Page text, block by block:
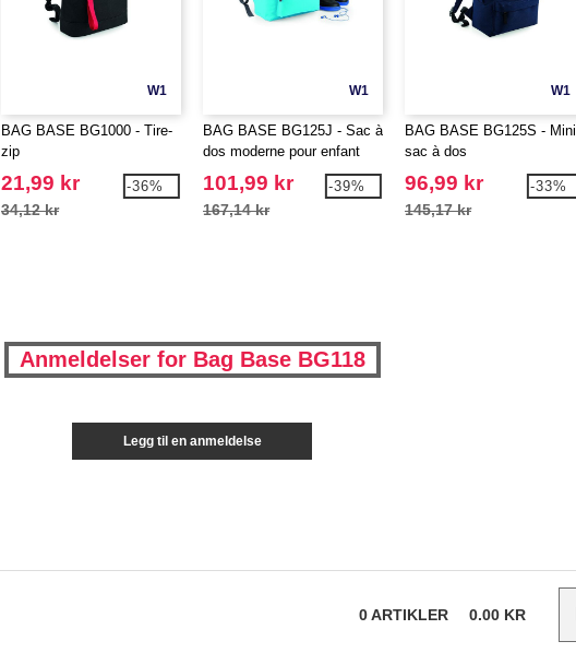
W1
BAG BASE BG1000 - Tire-
zip
21,99 kr
34,12 kr
-36%
W1
BAG BASE BG125J - Sac à
dos moderne pour enfant
101,99 kr
167,14 kr
-39%
W1
BAG BASE BG125S - Mini
sac à dos
96,99 kr
145,17 kr
-33%
Anmeldelser for Bag Base BG118
Legg til en anmeldelse
0ARTIKLER 0.00 KR